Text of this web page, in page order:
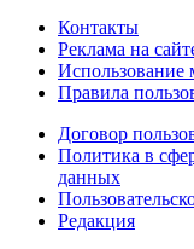
Контакты
Реклама на
Использование
Правила
Договор
Политика в
данных
Редакция